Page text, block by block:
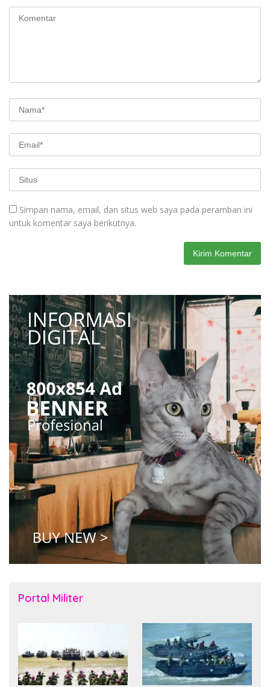
Simpan nama, email, dan situs web saya pada peramban ini
untuk komentar saya berikutnya.
Portal Militer